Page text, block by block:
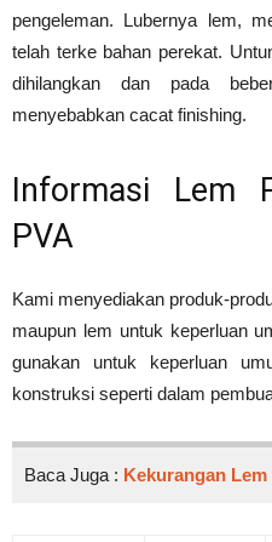
pengeleman. Lubernya lem,
telah terke bahan perekat.
dihilangkan dan pada
menyebabkan cacat finishing.
Informasi Lem
PVA
Kami menyediakan produk-
maupun lem untuk keperluan
gunakan untuk keperluan
konstruksi seperti dalam
Baca Juga : Kekurangan Lem